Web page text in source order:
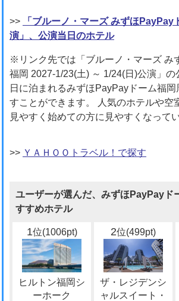
>>
「ブルーノ・マーズ みずほPayPay
演」、公演当日のホテル
※リンク先では「ブルーノ・マーズ み
福岡 2027-1/23(土) ～ 1/24(日)公演」
日に泊まれるみずほPayPayドーム福
すことができます。 人気のホテルや空
見やすく始めての方に見やすくなってい
>> ＹＡＨＯＯトラベル！で探す
ユーザーが選んだ、みずほPayPayド
すすめホテル
1位(1006pt)
ヒルトン福岡シ
ーホーク
2位(499pt)
ザ・レジデンシ
ャルスイート・